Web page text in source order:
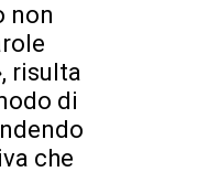
non
risulta
di
che